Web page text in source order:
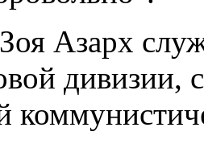
Азарх